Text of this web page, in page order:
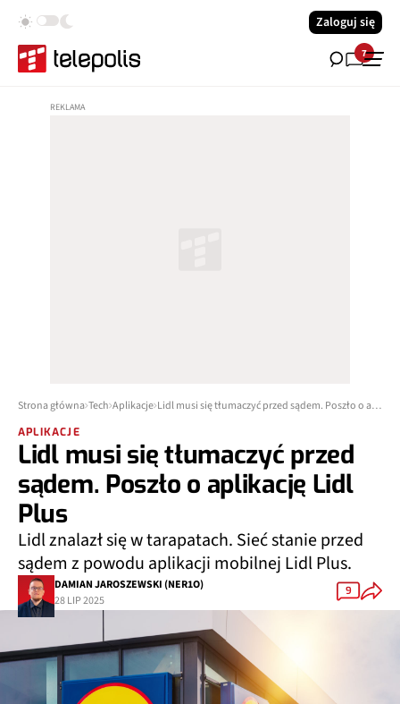
Zaloguj się
7
Strona główna Tech Aplikacje Lidl musi się tłumaczyć przed sądem. Poszło o aplikację Lidl Plus
APLIKACJE
Lidl musi się tłumaczyć przed
sądem. Poszło o aplikację Lidl
Plus
Lidl znalazł się w tarapatach. Sieć stanie przed
sądem z powodu aplikacji mobilnej Lidl Plus.
DAMIAN JAROSZEWSKI (NER1O)
28 LIP 2025
9